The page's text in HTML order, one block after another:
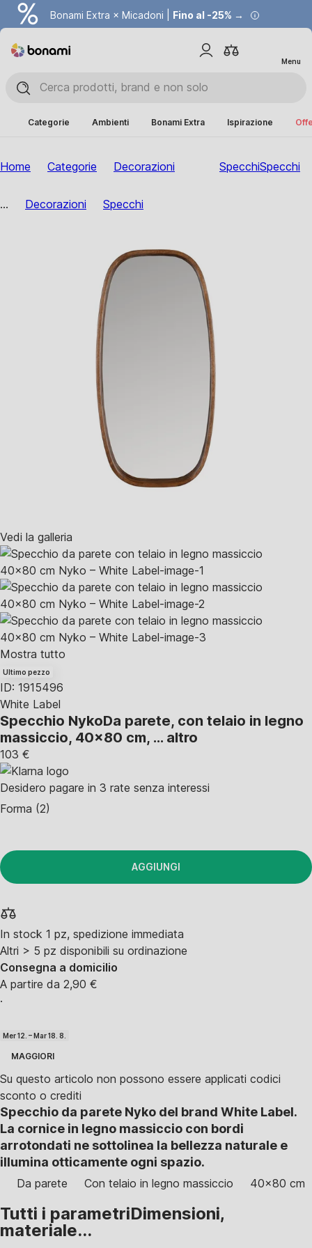
Bonami Extra × Micadoni | Fino al -25% →
Menu
Categorie Ambienti Bonami Extra Ispirazione
Home Categorie Decorazioni SpecchiSpecchi
... Decorazioni Specchi
Vedi la galleria
Mostra tutto
Ultimo pezzo
ID: 1915496
White Label
Specchio NykoDa parete, con telaio in legno
massiccio, 40x80 cm, … altro
103 €
Desidero pagare in 3 rate senza interessi
Forma (2)
AGGIUNGI
In stock 1 pz, spedizione immediata
Altri > 5 pz disponibili su ordinazione
Consegna a domicilio
A partire da 2,90 €
·
Mer 12. – Mar 18. 8.
MAGGIORI
Su questo articolo non possono essere applicati codici
sconto o crediti
Specchio da parete Nyko del brand White Label.
La cornice in legno massiccio con bordi
arrotondati ne sottolinea la bellezza naturale e
illumina otticamente ogni spazio.
Da parete Con telaio in legno massiccio 40x80 cm
Tutti i parametriDimensioni,
materiale...